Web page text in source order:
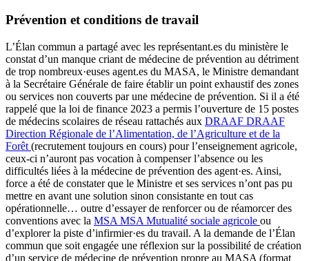
Prévention et conditions de travail
L’Élan commun a partagé avec les représentant.es du ministère le
constat d’un manque criant de médecine de prévention au détriment
de trop nombreux·euses agent.es du MASA, le Ministre demandant
à la Secrétaire Générale de faire établir un point exhaustif des zones
ou services non couverts par une médecine de prévention. Si il a été
rappelé que la loi de finance 2023 a permis l’ouverture de 15 postes
de médecins scolaires de réseau rattachés aux DRAAF DRAAF
Direction Régionale de l’Alimentation, de l’Agriculture et de la
Forêt (recrutement toujours en cours) pour l’enseignement agricole,
ceux-ci n’auront pas vocation à compenser l’absence ou les
difficultés liées à la médecine de prévention des agent·es. Ainsi,
force a été de constater que le Ministre et ses services n’ont pas pu
mettre en avant une solution sinon consistante en tout cas
opérationnelle… outre d’essayer de renforcer ou de réamorcer des
conventions avec la MSA MSA Mutualité sociale agricole ou
d’explorer la piste d’infirmier·es du travail. A la demande de l’Élan
commun que soit engagée une réflexion sur la possibilité de création
d’un service de médecine de prévention propre au MASA (format